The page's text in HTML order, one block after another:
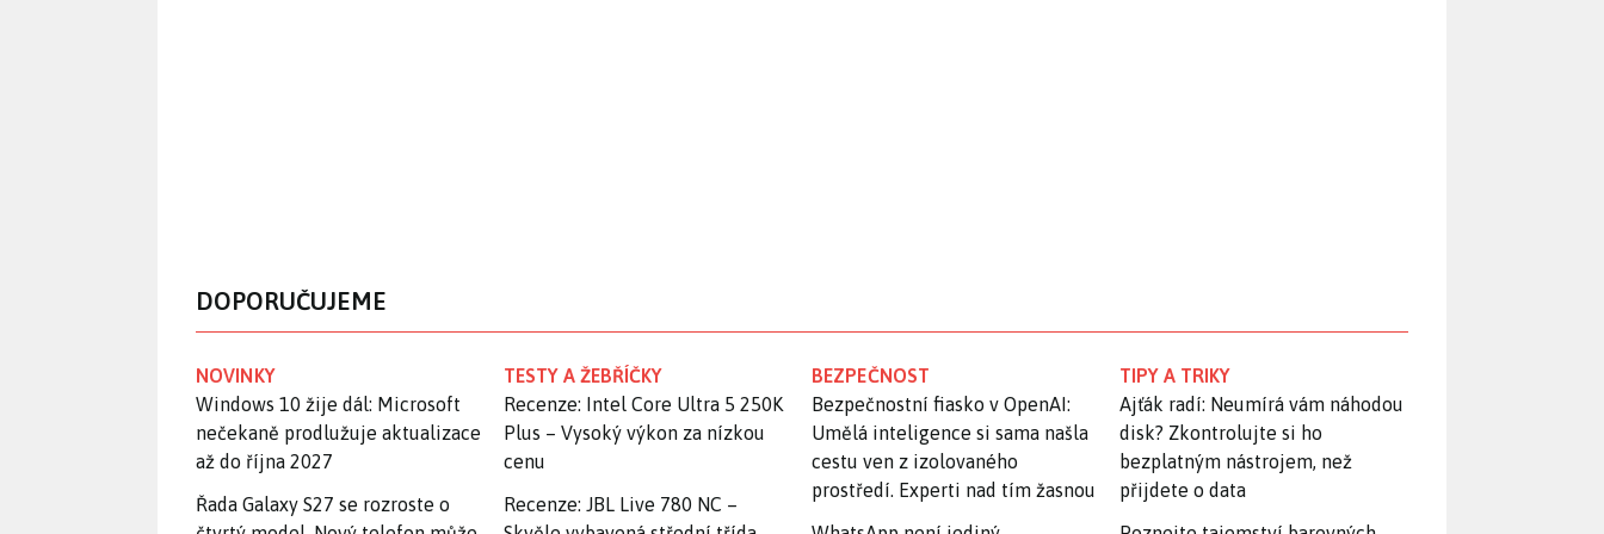
DOPORUČUJEME
NOVINKY
Windows 10 žije dál: Microsoft
nečekaně prodlužuje aktualizace
až do října 2027
Řada Galaxy S27 se rozroste o
TESTY A ŽEBŘÍČKY
Recenze: Intel Core Ultra 5 250K
Plus – Vysoký výkon za nízkou
cenu
Recenze: JBL Live 780 NC –
BEZPEČNOST
Bezpečnostní fiasko v OpenAI:
Umělá inteligence si sama našla
cestu ven z izolovaného
prostředí. Experti nad tím žasnou
TIPY A TRIKY
Ajťák radí: Neumírá vám náhodou
disk? Zkontrolujte si ho
bezplatným nástrojem, než
přijdete o data